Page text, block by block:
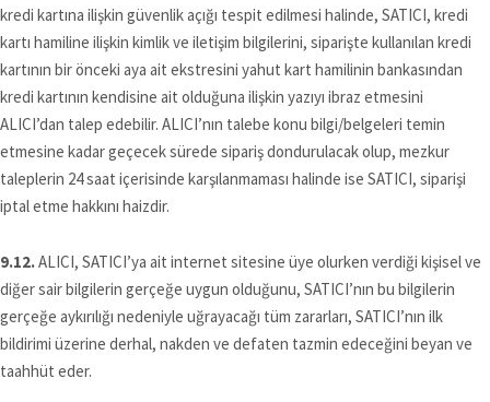
kredi kartına ilişkin güvenlik açığı tespit edilmesi halinde, SATICI, kredi
kartı hamiline ilişkin kimlik ve iletişim bilgilerini, siparişte kullanılan kredi
kartının bir önceki aya ait ekstresini yahut kart hamilinin bankasından
kredi kartının kendisine ait olduğuna ilişkin yazıyı ibraz etmesini
ALICI’dan talep edebilir. ALICI’nın talebe konu bilgi/belgeleri temin
etmesine kadar geçecek sürede sipariş dondurulacak olup, mezkur
taleplerin 24 saat içerisinde karşılanmaması halinde ise SATICI, siparişi
iptal etme hakkını haizdir.
9.12.ALICI, SATICI’ya ait internet sitesine üye olurken verdiği kişisel ve
diğer sair bilgilerin gerçeğe uygun olduğunu, SATICI’nın bu bilgilerin
gerçeğe aykırılığı nedeniyle uğrayacağı tüm zararları, SATICI’nın ilk
bildirimi üzerine derhal, nakden ve defaten tazmin edeceğini beyan ve
taahhüt eder.